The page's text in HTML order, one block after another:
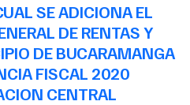
SE ADICIONA EL
DE RENTAS Y
DE BUCARAMANGA
FISCAL 2020
CENTRAL